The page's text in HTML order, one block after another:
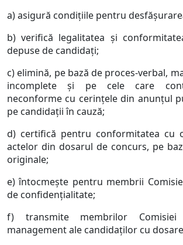
a) asigură condiţiile pentru
b) verifică legalitatea şi
depuse de candidaţi;
c) elimină, pe bază de proces-verbal,
incomplete şi pe cele care
neconforme cu cerinţele din anunţul
pe candidaţii în cauză;
d) certifică pentru conformitatea cu
actelor din dosarul de concurs, pe
originale;
e) întocmeşte pentru membrii
de confidenţialitate;
f) transmite membrilor
management ale candidaţilor cu